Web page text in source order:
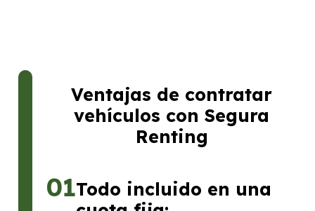
Ventajas de contratar
vehículos con Segura
Renting
01Todo incluido en una